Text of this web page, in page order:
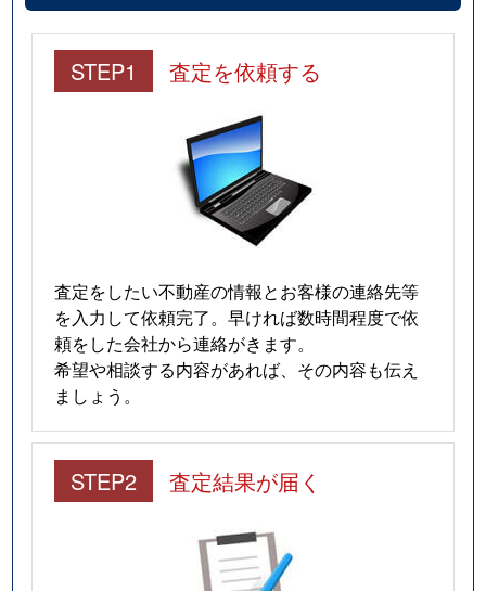
STEP1 査定を依頼する
査定をしたい不動産の情報とお客様の連絡先等
を入力して依頼完了。早ければ数時間程度で依
頼をした会社から連絡がきます。
希望や相談する内容があれば、その内容も伝え
ましょう。
STEP2 査定結果が届く